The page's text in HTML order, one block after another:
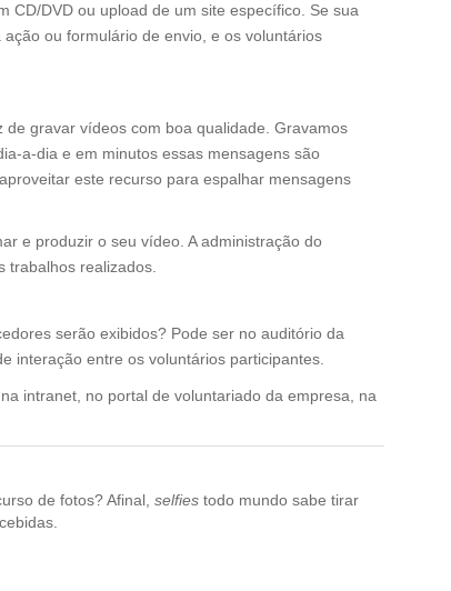
CD/DVD ou upload de um site específico. Se sua
ou formulário de envio, e os voluntários
gravar vídeos com boa qualidade. Gravamos
a-dia e em minutos essas mensagens são
este recurso para espalhar mensagens
e produzir o seu vídeo. A administração do
trabalhos realizados.
serão exibidos? Pode ser no auditório da
interação entre os voluntários participantes.
intranet, no portal de voluntariado da empresa, na
de fotos? Afinal, selfies todo mundo sabe tirar